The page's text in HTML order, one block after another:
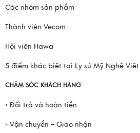
Các nhóm sản phẩm
Thành viên Vecom
Hội viên Hawa
5 điểm khác biệt tại Ly sứ Mỹ Nghệ Việt
CHĂM SÓC KHÁCH HÀNG
› Đổi trả và hoàn tiền
› Vận chuyển – Giao nhận